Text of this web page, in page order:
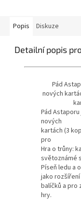
Popis Diskuze
Detailní popis
Pád
nových
Pád
nových
kartách (3
pro
Hra o trůny:
světoznámé
Píseň ledu a
jako
balíčků a pro
hry.